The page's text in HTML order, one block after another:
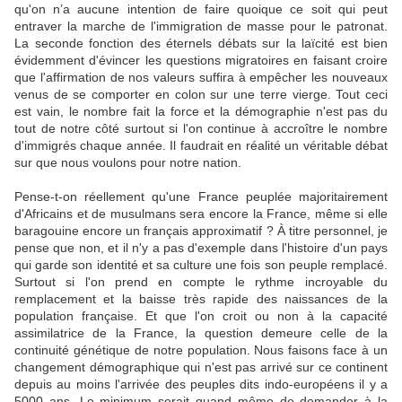
qu'on n’a aucune intention de faire quoique ce soit qui peut
entraver la marche de l'immigration de masse pour le patronat.
La seconde fonction des éternels débats sur la laïcité est bien
évidemment d'évincer les questions migratoires en faisant croire
que l'affirmation de nos valeurs suffira à empêcher les nouveaux
venus de se comporter en colon sur une terre vierge. Tout ceci
est vain, le nombre fait la force et la démographie n'est pas du
tout de notre côté surtout si l'on continue à accroître le nombre
d'immigrés chaque année. Il faudrait en réalité un véritable débat
sur que nous voulons pour notre nation.
Pense-t-on réellement qu'une France peuplée majoritairement
d'Africains et de musulmans sera encore la France, même si elle
baragouine encore un français approximatif ? À titre personnel, je
pense que non, et il n'y a pas d'exemple dans l'histoire d'un pays
qui garde son identité et sa culture une fois son peuple remplacé.
Surtout si l'on prend en compte le rythme incroyable du
remplacement et la baisse très rapide des naissances de la
population française. Et que l'on croit ou non à la capacité
assimilatrice de la France, la question demeure celle de la
continuité génétique de notre population. Nous faisons face à un
changement démographique qui n'est pas arrivé sur ce continent
depuis au moins l'arrivée des peuples dits indo-européens il y a